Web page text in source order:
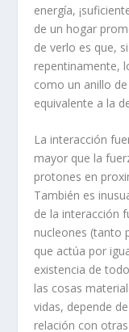
energía,
de un hogar
de verlo es que,
repentinamente,
como un anillo
equivalente a la
La interacción
mayor que la
protones en
También es
de la interacción
nucleones (tanto
que actúa por
existencia de
las cosas
vidas, depende
relación con